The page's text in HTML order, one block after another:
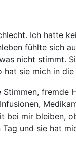
Ich hatte
fühlte sich
nicht stimmt.
hat sie mich in
fremde
bei mir bleiben,
und sie hat